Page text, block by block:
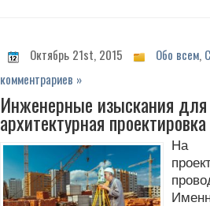
Октябрь 21st, 2015 Обо всем,
комментрариев »
Инженерные изыскания для
архитектурная проектировка
На